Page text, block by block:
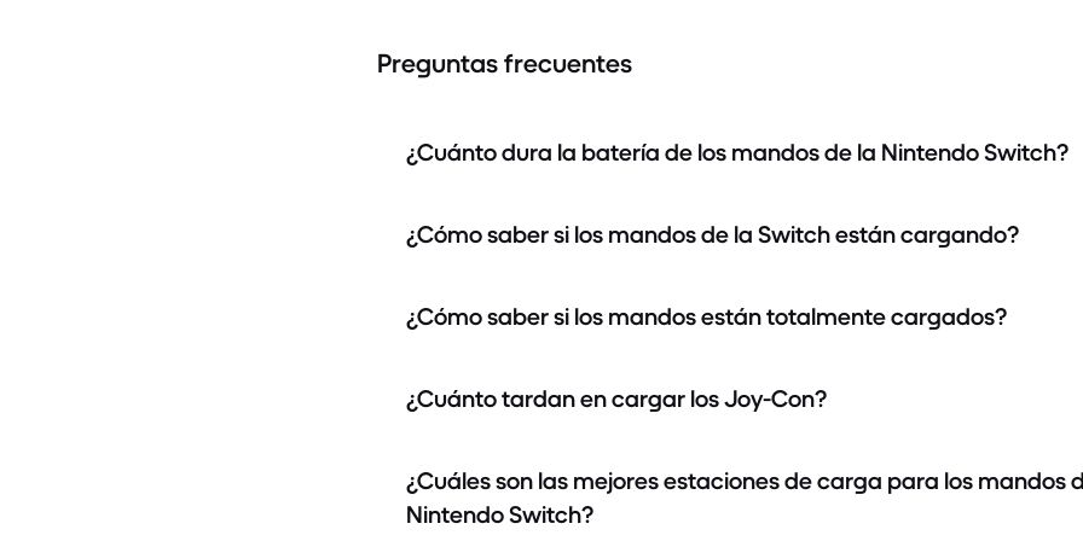
Preguntas frecuentes
¿Cuánto dura la batería de los mandos de la Nintendo Switch?
¿Cómo saber si los mandos de la Switch están cargando?
¿Cómo saber si los mandos están totalmente cargados?
¿Cuánto tardan en cargar los Joy-Con?
¿Cuáles son las mejores estaciones de carga para los mandos
Nintendo Switch?